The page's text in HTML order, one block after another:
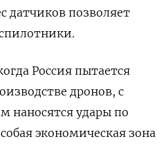
датчиков позволяет
Россия пытается
дронов, с
наносятся удары по
экономическая зона